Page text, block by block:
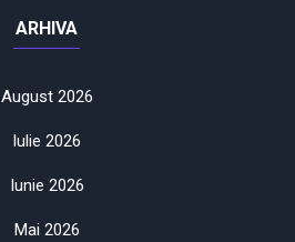
ARHIVA
August 2026
Iulie 2026
Iunie 2026
Mai 2026